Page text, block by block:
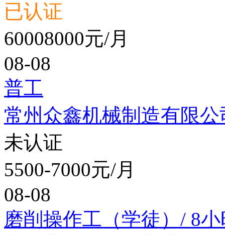
已认证
60008000元/月
08-08
普工
常州众鑫机械制造有限公
未认证
5500-7000元/月
08-08
磨削操作工（学徒）/ 8